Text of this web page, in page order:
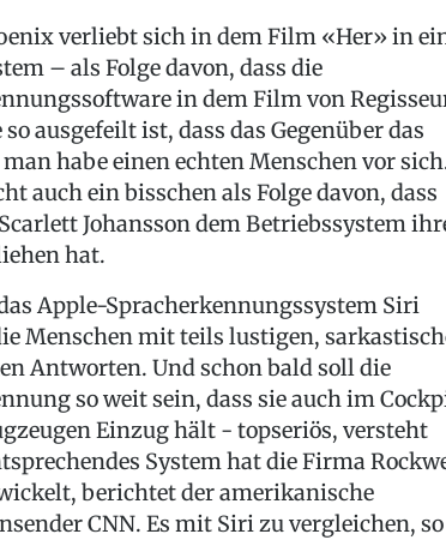
verliebt sich in dem Film «Her» in
– als Folge davon, dass die
in dem Film von
so ausgefeilt ist, dass das Gegenüber das
habe einen echten Menschen vor
auch ein bisschen als Folge davon, dass
Johansson dem Betriebssystem
hat.
Apple-Spracherkennungssystem Siri
Menschen mit teils lustigen,
Antworten. Und schon bald soll die
so weit sein, dass sie auch im
Einzug hält - topseriös, versteht
System hat die Firma
berichtet der amerikanische
CNN. Es mit Siri zu vergleichen, so